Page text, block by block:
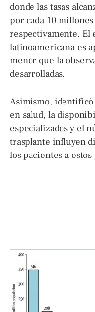
donde las tasas
por cada 10
respectivamente. El
latinoamericana es
menor que la
desarrolladas.
Asimismo, identificó
en salud, la
especializados y el
trasplante influyen
los pacientes a